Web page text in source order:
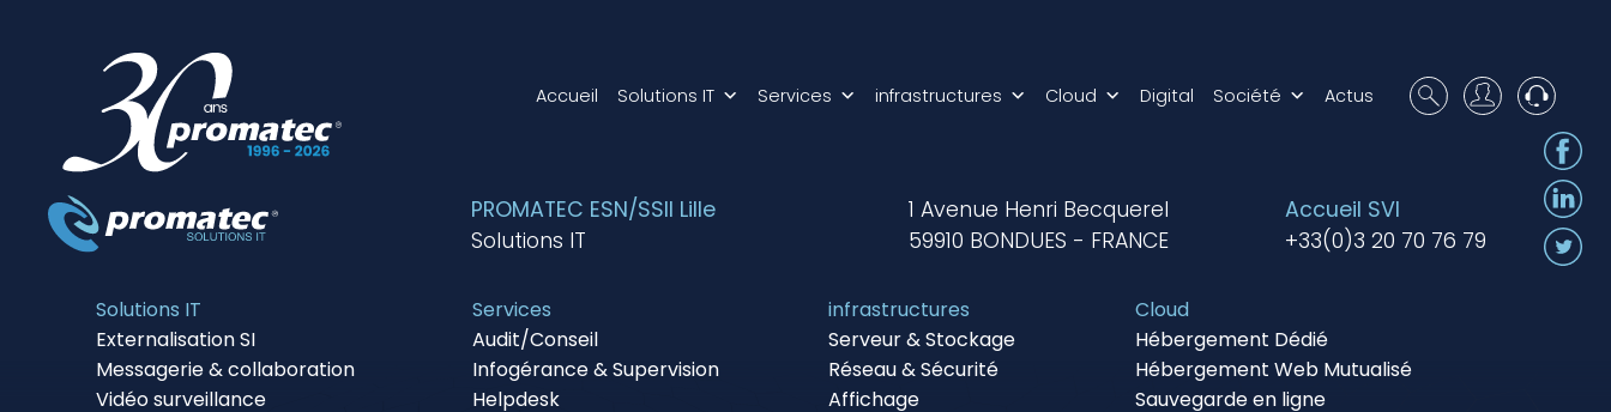
Accueil Solutions IT Services infrastructures Cloud Digital Société Actus
PROMATEC ESN/SSII Lille
Solutions IT
1 Avenue Henri Becquerel
59910 BONDUES - FRANCE
Accueil SVI
+33(0)3 20 70 76 79
Solutions IT
Externalisation SI
Messagerie & collaboration
Vidéo surveillance
Services
Audit/Conseil
Infogérance & Supervision
Helpdesk
infrastructures
Serveur & Stockage
Réseau & Sécurité
Affichage
Cloud
Hébergement Dédié
Hébergement Web Mutualisé
Sauvegarde en ligne